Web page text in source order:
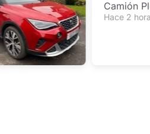
Camión Pluma
Hace 2 horas